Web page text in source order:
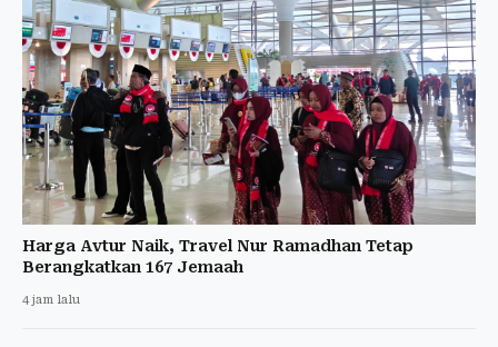
Harga Avtur Naik, Travel Nur Ramadhan Tetap
Berangkatkan 167 Jemaah
4 jam lalu